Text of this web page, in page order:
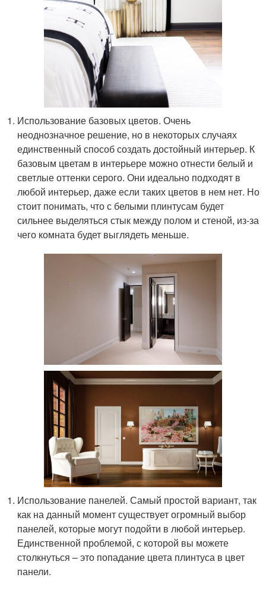
Использование базовых цветов. Очень
неоднозначное решение, но в некоторых случаях
единственный способ создать достойный интерьер. К
базовым цветам в интерьере можно отнести белый и
светлые оттенки серого. Они идеально подходят в
любой интерьер, даже если таких цветов в нем нет. Но
стоит понимать, что с белыми плинтусам будет
сильнее выделяться стык между полом и стеной, из-за
чего комната будет выглядеть меньше.
Использование панелей. Самый простой вариант, так
как на данный момент существует огромный выбор
панелей, которые могут подойти в любой интерьер.
Единственной проблемой, с которой вы можете
столкнуться – это попадание цвета плинтуса в цвет
панели.